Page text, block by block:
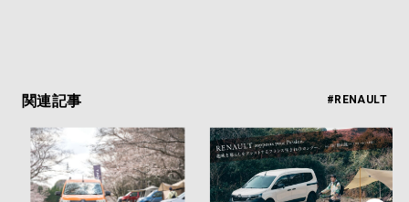
関連記事 #RENAULT